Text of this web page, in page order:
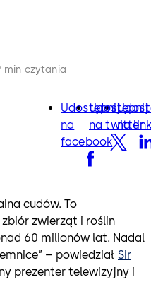
min czytania
Udostępnij
na
facebook
facebook
Udostępnij
na twitter
twitter
na
cudów. To
zwierząt i roślin
60 milionów lat. Nadal
– powiedział Sir
prezenter telewizyjny i